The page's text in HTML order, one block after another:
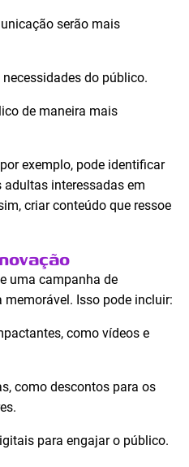
serão mais
do público.
de maneira mais
exemplo, pode identificar
interessadas em
criar conteúdo que ressoe
uma campanha de
memorável. Isso pode incluir:
como vídeos e
como descontos para os
para engajar o público.